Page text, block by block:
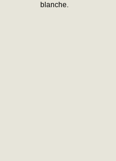
blanche.